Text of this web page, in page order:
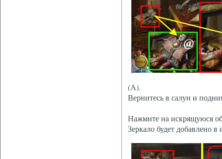
(А).
Вернитесь в салун и
Нажмите на искрящуюся
Зеркало будет добавлено в